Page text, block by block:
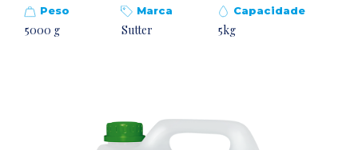
Peso
5000 g
Marca
Sutter
Capacidade
5kg